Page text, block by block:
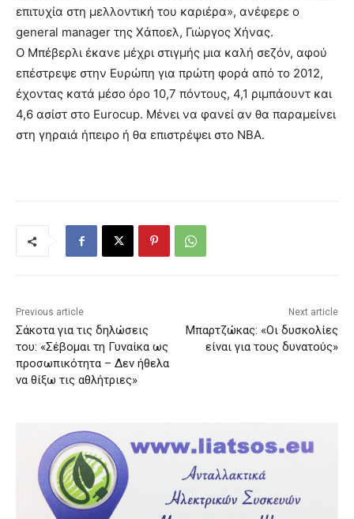
επιτυχία στη μελλοντική του καριέρα», ανέφερε ο
general manager της Χάποελ, Γιώργος Χήνας.
Ο Μπέβερλι έκανε μέχρι στιγμής μια καλή σεζόν, αφού
επέστρεψε στην Ευρώπη για πρώτη φορά από το 2012,
έχοντας κατά μέσο όρο 10,7 πόντους, 4,1 ριμπάουντ και
4,6 ασίστ στο Eurocup. Μένει να φανεί αν θα παραμείνει
στη γηραιά ήπειρο ή θα επιστρέψει στο NBA.
Previous article
Σάκοτα για τις δηλώσεις
του: «Σέβομαι τη Γυναίκα ως
προσωπικότητα – Δεν ήθελα
να θίξω τις αθλήτριες»
Next article
Μπαρτζώκας: «Οι δυσκολίες
είναι για τους δυνατούς»